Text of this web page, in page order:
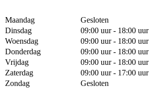
Maandag
Gesloten
Dinsdag
09:00 uur - 18:00 uur
Woensdag
09:00 uur - 18:00 uur
Donderdag
09:00 uur - 18:00 uur
Vrijdag
09:00 uur - 18:00 uur
Zaterdag
09:00 uur - 17:00 uur
Zondag
Gesloten